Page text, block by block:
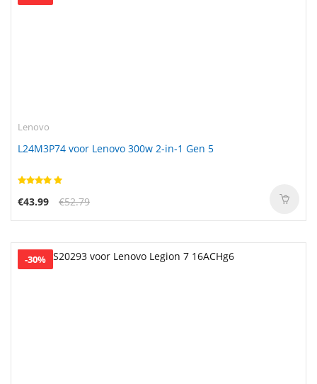
Lenovo
L24M3P74 voor Lenovo 300w 2-in-1 Gen 5
€43.99 €52.79
-30%